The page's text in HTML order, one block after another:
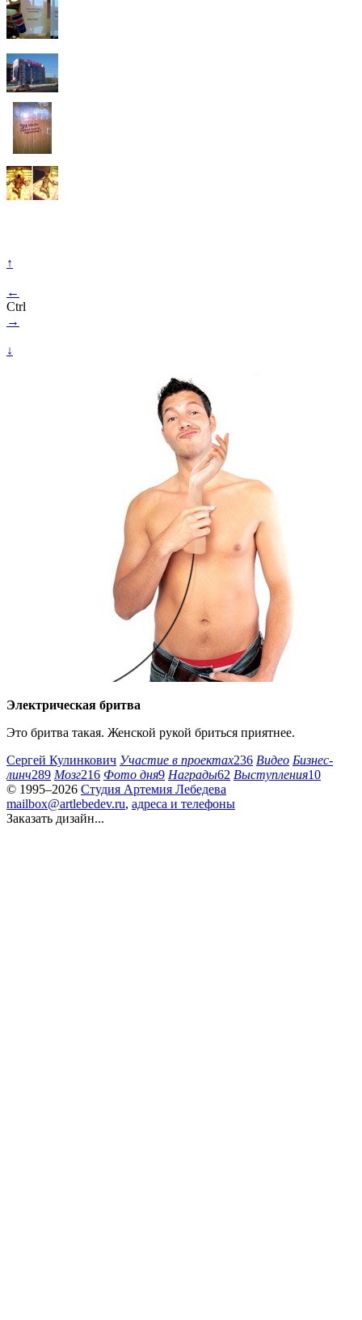
↑
←
Ctrl
→
↓
Электрическая бритва
Это бритва такая. Женской рукой бриться приятнее.
Сергей Кулинкович Участие в проектах236 Видео Бизнес-
линч289 Мозг216 Фото дня9 Награды62 Выступления10
© 1995–2026 Студия Артемия Лебедева
mailbox@artlebedev.ru, адреса и телефоны
Заказать дизайн...